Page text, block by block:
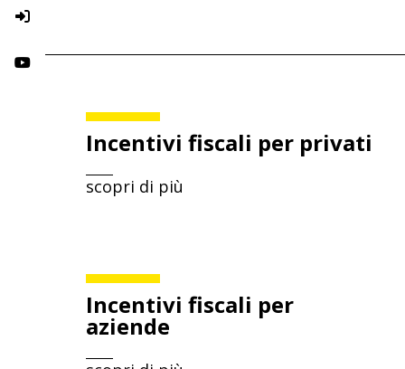
Incentivi fiscali per privati
scopri di più
Incentivi fiscali per
aziende